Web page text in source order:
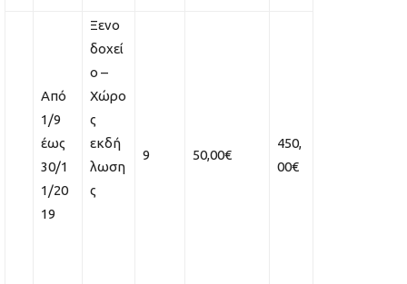
Από
1/9
έως
30/1
1/20
19
Ξενο
δοχεί
ο –
Χώρο
ς
εκδή
λωση
ς
9 50,00€
450,
00€